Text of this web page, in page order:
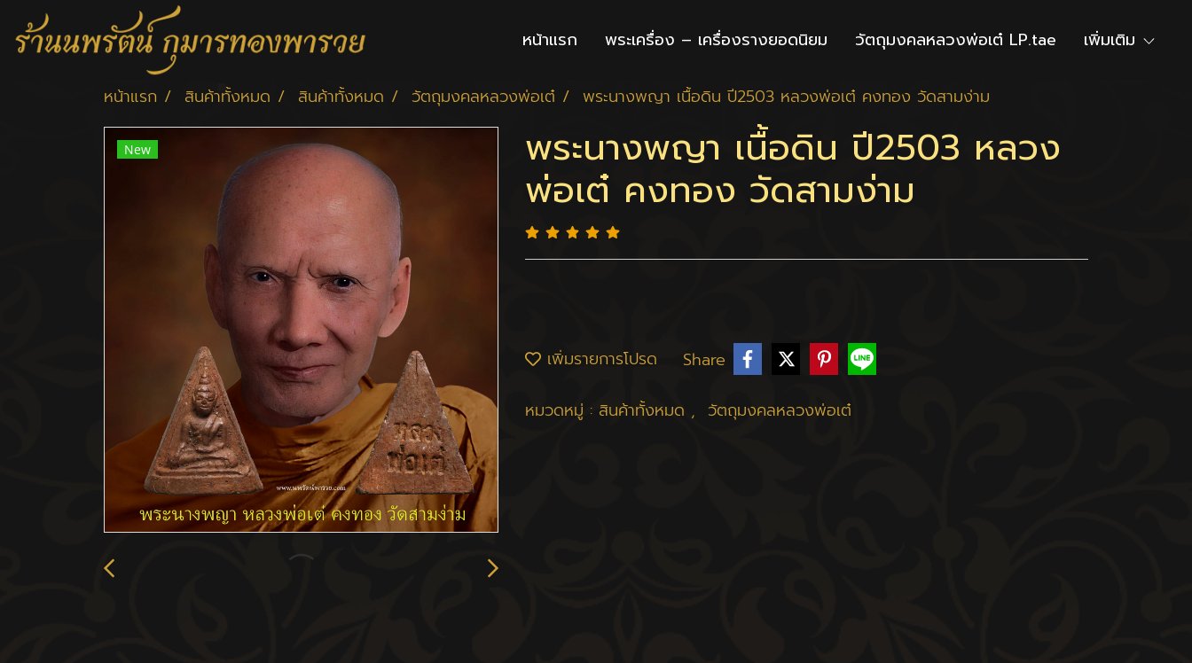
หน้าแรก พระเครื่อง – เครื่องรางยอดนิยม วัตถุมงคลหลวงพ่อเต๋ LP.tae เพิ่มเติม
หน้าแรก สินค้าทั้งหมด สินค้าทั้งหมด วัตถุมงคลหลวงพ่อเต๋ พระนางพญา เนื้อดิน ปี2503 หลวงพ่อเต๋ คงทอง วัดสามง่าม
New พระนางพญา เนื้อดิน ปี2503 หลวง
พ่อเต๋ คงทอง วัดสามง่าม
เพิ่มรายการโปรด Share
หมวดหมู่ : สินค้าทั้งหมด , วัตถุมงคลหลวงพ่อเต๋